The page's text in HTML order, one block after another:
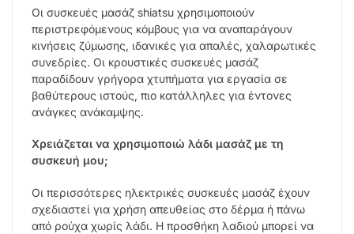
Οι συσκευές μασάζ shiatsu χρησιμοποιούν
περιστρεφόμενους κόμβους για να αναπαράγουν
κινήσεις ζύμωσης, ιδανικές για απαλές, χαλαρωτικές
συνεδρίες. Οι κρουστικές συσκευές μασάζ
παραδίδουν γρήγορα χτυπήματα για εργασία σε
βαθύτερους ιστούς, πιο κατάλληλες για έντονες
ανάγκες ανάκαμψης.
Χρειάζεται να χρησιμοποιώ λάδι μασάζ με τη
συσκευή μου;
Οι περισσότερες ηλεκτρικές συσκευές μασάζ έχουν
σχεδιαστεί για χρήση απευθείας στο δέρμα ή πάνω
από ρούχα χωρίς λάδι. Η προσθήκη λαδιού μπορεί να